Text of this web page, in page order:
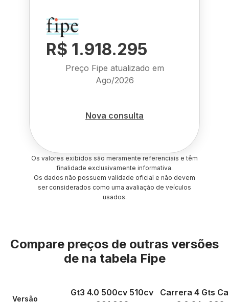
R$ 1.918.295
Preço Fipe atualizado em
Ago/2026
Nova consulta
Os valores exibidos são meramente referenciais e têm
finalidade exclusivamente informativa.
Os dados não possuem validade oficial e não devem
ser considerados como uma avaliação de veículos
usados.
Compare preços de outras versões
de na tabela Fipe
Versão
Gt3 4.0 500cv 510cv
Carrera 4 Gts